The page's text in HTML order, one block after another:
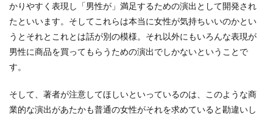
かりやすく表現し「男性が」満足するための演出として開発され
たといいます。そしてこれらは本当に女性が気持ちいいのかとい
うとそれとこれとは話が別の模様。それ以外にもいろんな表現が
男性に商品を買ってもらうための演出でしかないということで
す。
そして、著者が注意してほしいといっているのは、このような商
業的な演出があたかも普通の女性がそれを求めていると勘違いし